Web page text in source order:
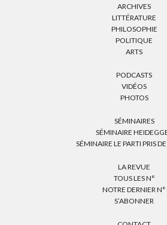
ARCHIVES
LITTÉRATURE
PHILOSOPHIE
POLITIQUE
ARTS
PODCASTS
VIDÉOS
PHOTOS
SÉMINAIRES
SÉMINAIRE
SÉMINAIRE LE PARTI PRIS
LA REVUE
TOUS LES N°
NOTRE DERNIER N°
S’ABONNER